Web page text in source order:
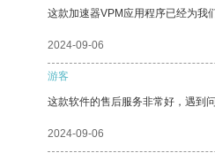
这款加速器VPM应用程序已经为我
2024-09-06
游客
这款软件的售后服务非常好，遇到
2024-09-06